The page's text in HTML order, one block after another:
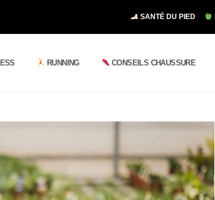
SANTÉ DU PIED
RUNNING CONSEILS CHAUSSURE